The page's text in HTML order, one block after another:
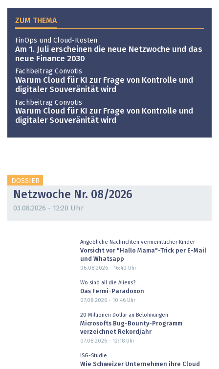
ZUM THEMA
FinOps und Cloud-Kosten
Am 1. Juli erscheinen die neue Netzwoche und das
neue Finance 2030
Fachbeitrag Convotis
Warum Cloud für KI zur Frage von Kontrolle und
digitaler Souveränität wird
Fachbeitrag Convotis
Warum Cloud für KI zur Frage von Kontrolle und
digitaler Souveränität wird
DOSSIER
Netzwoche Nr. 08/2026
03.08.2026 - 12:20 Uhr
Angebliche Nachrichten vermeintlicher Kinder
Vorsicht vor "Hallo Mama"-Trick per E-Mail
und Whatsapp
06.08.2026 - 16:40 Uhr
Wo sind all die Aliens?
Das Fermi-Paradoxon
07.08.2026 - 10:46Uhr
20 Millionen Dollar an Belohnungen
Microsofts Bug-Bounty-Programm
verzeichnet Rekordjahr
07.08.2026 - 12:18Uhr
ISG-Studie
Wie Schweizer Unternehmen ihre Cloud